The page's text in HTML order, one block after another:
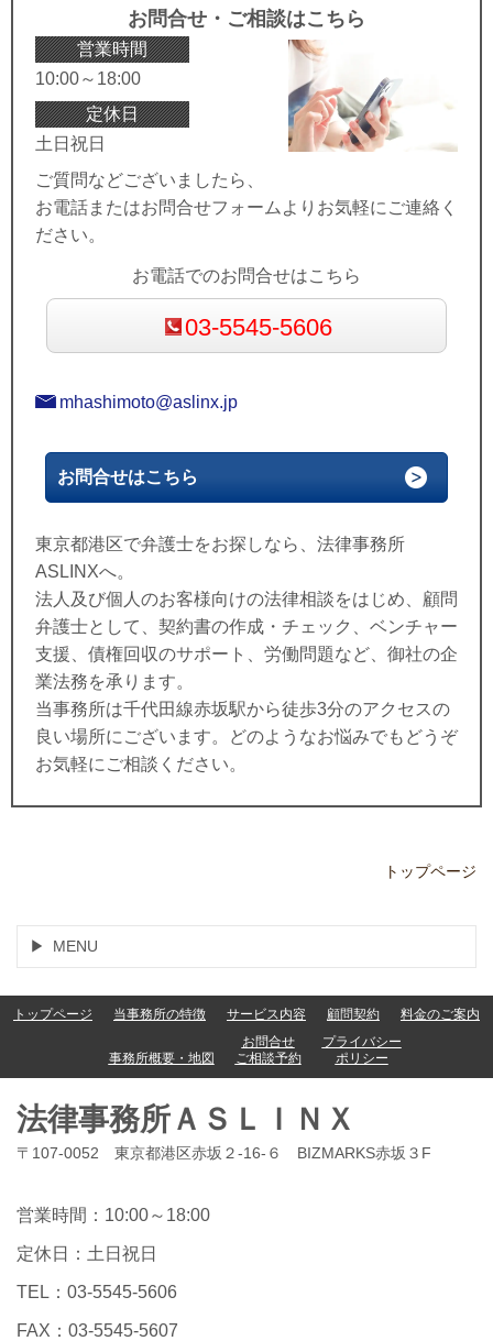
お問合せ・ご相談はこちら
営業時間
10:00～18:00
定休日
土日祝日
ご質問などございましたら、
お電話またはお問合せフォームよりお気軽にご連絡く
ださい。
お電話でのお問合せはこちら
03-5545-5606
mhashimoto@aslinx.jp
お問合せはこちら
東京都港区で弁護士をお探しなら、法律事務所
ASLINXへ。
法人及び個人のお客様向けの法律相談をはじめ、顧問
弁護士として、契約書の作成・チェック、ベンチャー
支援、債権回収のサポート、労働問題など、御社の企
業法務を承ります。
当事務所は千代田線赤坂駅から徒歩3分のアクセスの
良い場所にございます。
どのようなお悩みでもどうぞ
お気軽にご相談ください。
トップページ
MENU
トップページ 当事務所の特徴 サービス内容 顧問契約 料金のご案内
事務所概要・地図
お問合せ
ご相談予約
プライバシー
ポリシー
法律事務所ＡＳＬＩＮＸ
〒107-0052 東京都港区赤坂２-16-６ BIZMARKS赤坂３F
営業時間：10:00～18:00
定休日：土日祝日
TEL：03-5545-5606
FAX：03-5545-5607